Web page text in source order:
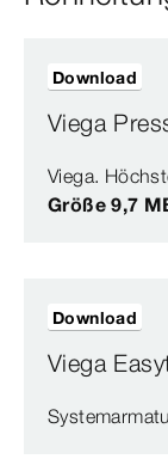
Viega
Viega.
Größe 9,7
Download
Viega
Download